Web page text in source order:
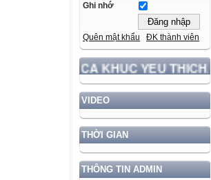
Ghi nhớ
Quên mật khẩu ĐK thành viên
CA KHUC YEU THICH.
VIDEO
THỜI GIAN
THÔNG TIN ADMIN